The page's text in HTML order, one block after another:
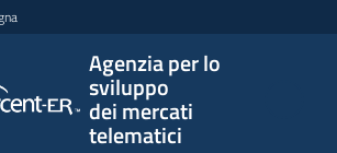
Agenzia per lo
sviluppo
dei mercati
telematici
per lo
sviluppo